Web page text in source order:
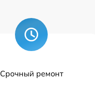
Срочный ремонт